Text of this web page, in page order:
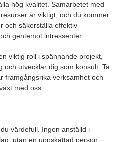
hög kvalitet. Samarbetet med
är viktigt, och du kommer
och säkerställa effektiv
gentemot intressenter.
viktig roll i spännande projekt,
och utvecklar dig som konsult. Ta
framgångsrika verksamhet och
med oss.
värdefull. Ingen anställd i
utan en uppskattad person